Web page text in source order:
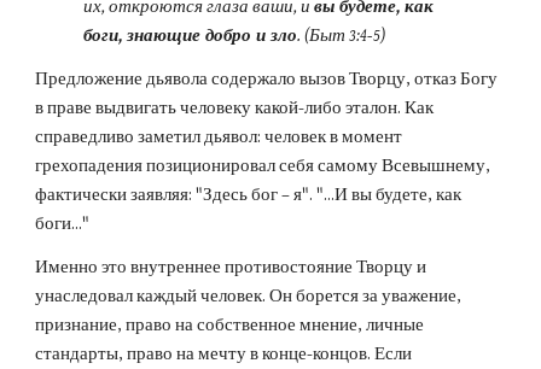
их, откроются глаза ваши, и вы будете, как
боги, знающие добро и зло. (Быт 3:4-5)
Предложение дьявола содержало вызов Творцу, отказ Богу
в праве выдвигать человеку какой-либо эталон. Как
справедливо заметил дьявол: человек в момент
грехопадения позиционировал себя самому Всевышнему,
фактически заявляя: "Здесь бог – я". "...И вы будете, как
боги..."
Именно это внутреннее противостояние Творцу и
унаследовал каждый человек. Он борется за уважение,
признание, право на собственное мнение, личные
стандарты, право на мечту в конце-концов. Если